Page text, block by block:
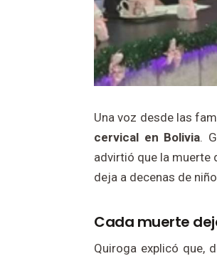
Una voz desde las
cervical en Bolivia.
advirtió que la muerte
deja a decenas de
Cada muerte
Quiroga explicó que,